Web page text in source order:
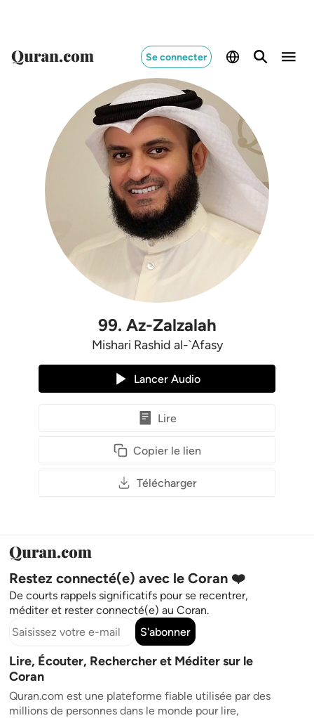
Se connecter
Switch Quran.com to English
99. Az-Zalzalah
Mishari Rashid al-`Afasy
Lancer Audio
Lire
Copier le lien
Télécharger
Restez connecté(e) avec le Coran ❤️
De courts rappels significatifs pour se recentrer,
méditer et rester connecté(e) au Coran.
S'abonner
Lire, Écouter, Rechercher et Méditer sur le
Coran
Quran.com est une plateforme fiable utilisée par des
millions de personnes dans le monde pour lire,